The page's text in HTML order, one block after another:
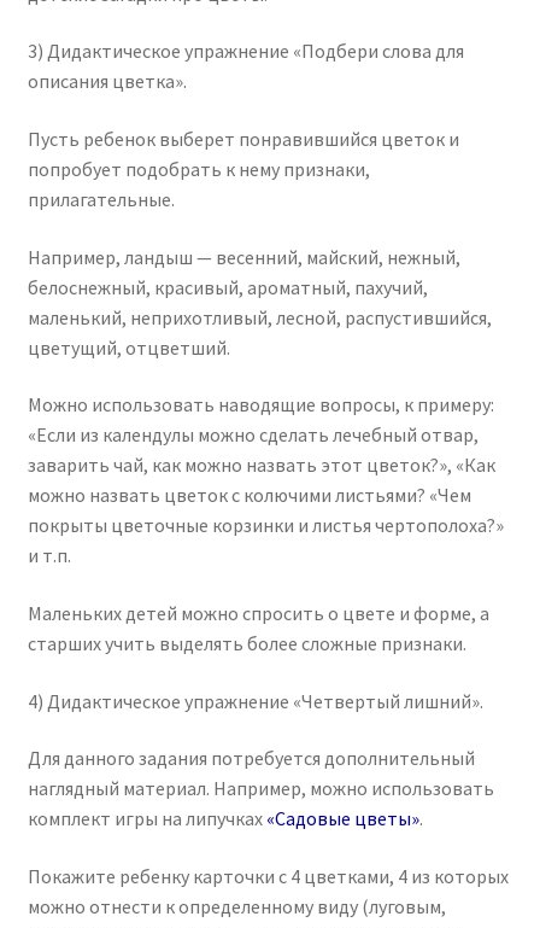
3) Дидактическое упражнение «Подбери слова для
описания цветка».
Пусть ребенок выберет понравившийся цветок и
попробует подобрать к нему признаки,
прилагательные.
Например, ландыш — весенний, майский, нежный,
белоснежный, красивый, ароматный, пахучий,
маленький, неприхотливый, лесной, распустившийся,
цветущий, отцветший.
Можно использовать наводящие вопросы, к примеру:
«Если из календулы можно сделать лечебный отвар,
заварить чай, как можно назвать этот цветок?», «Как
можно назвать цветок с колючими листьями? «Чем
покрыты цветочные корзинки и листья чертополоха?»
и т.п.
Маленьких детей можно спросить о цвете и форме, а
старших учить выделять более сложные признаки.
4) Дидактическое упражнение «Четвертый лишний».
Для данного задания потребуется дополнительный
наглядный материал. Например, можно использовать
комплект игры на липучках «Садовые цветы».
Покажите ребенку карточки с 4 цветками, 4 из которых
можно отнести к определенному виду (луговым,